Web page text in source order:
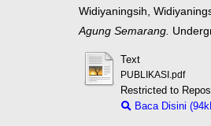
Widiyaningsih,
Agung Semarang.
Text
PUBLIKASI.pdf
Restricted to
Baca Disini